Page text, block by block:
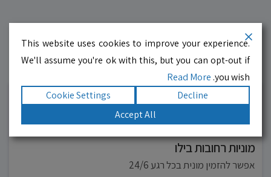
עסקים מומלצים!רוצים גם? לחצו כאן
10.0 לדף העסק
מוניות רחובות בילו
אפשר להזמין מונית בכל רגע 24/6
This website uses cookies to improve your experience.
We'll assume you're ok with this, but you can opt-out if
you wish.
Read More
Decline
Cookie Settings
Accept All